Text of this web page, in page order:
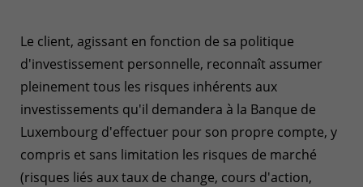
Le client, agissant en fonction de sa politique
d'investissement personnelle, reconnaît assumer
pleinement tous les risques inhérents aux
investissements qu'il demandera à la Banque de
Luxembourg d'effectuer pour son propre compte, y
compris et sans limitation les risques de marché
(risques liés aux taux de change, cours d'action,